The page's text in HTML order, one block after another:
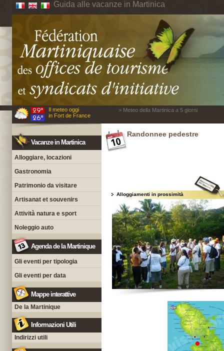
Guida alle vacanze in Martinica
Il meteo oggi
in Fort de France
> Meteo della Martinica a 5 giorni
Vacanze in Martinica
Alloggiare, locazioni
Gastronomia
Patrimonio da visitare
Artisanat et souvenirs
Attività natura e sport
Noleggio auto
Agenda de la Martinique
Gli eventi per tipologia
Gli eventi per data
Mappe interattive
De la Martinique
Informazioni Utili
Indirizzi utili
Randonnee pedestre
Alloggiamenti in prossimità